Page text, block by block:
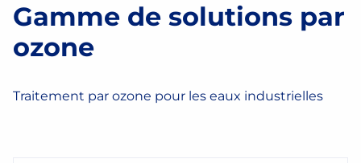
Gamme de solutions par
ozone
Traitement par ozone pour les eaux industrielles